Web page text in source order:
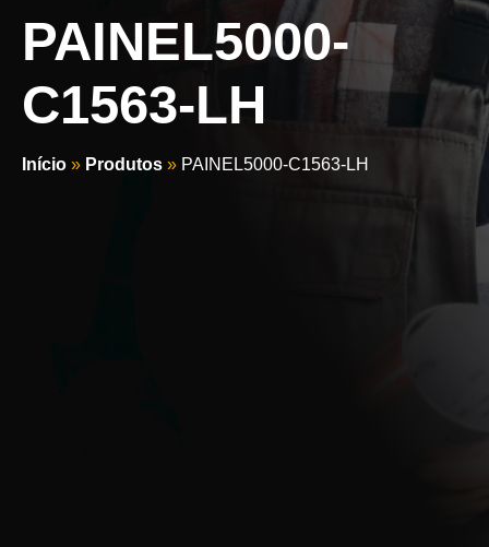
PAINEL5000-
C1563-LH
Início » Produtos » PAINEL5000-C1563-LH